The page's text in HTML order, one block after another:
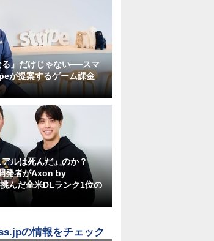
る」だけじゃない──スマ
が提案するゲーム課金
アルは死んだ」のか？
発者がAxon by
んだ全米DLランク1位の
の情報をチェック